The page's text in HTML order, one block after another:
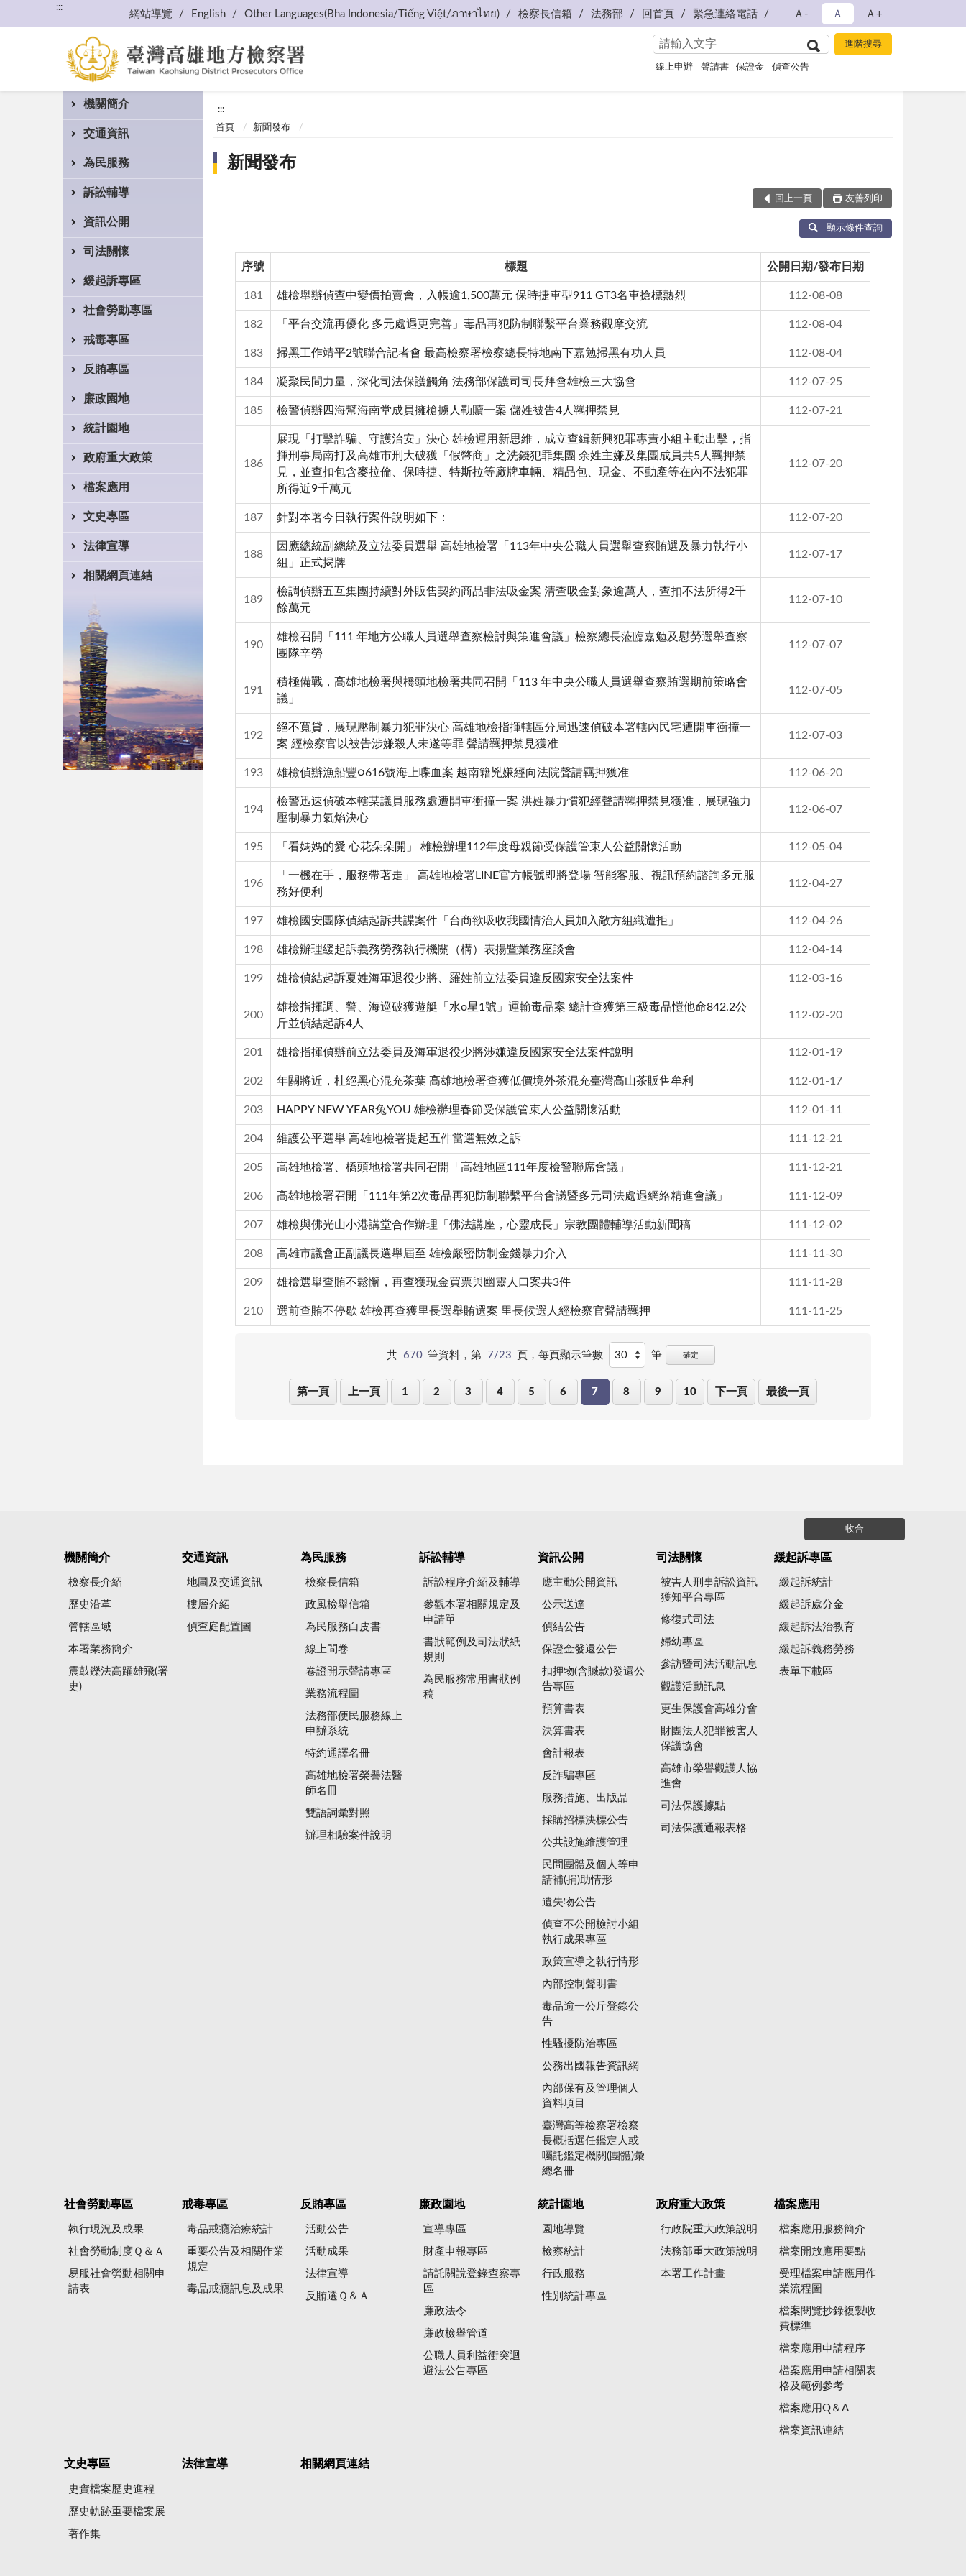
:::
網站導覽 English Other Languages(Bha Indonesia/Tiếng Việt/ภาษาไทย) 檢察長信箱 法務部 回首頁 緊急連絡電話 Ａ- Ａ Ａ+
線上申辦 聲請書 保證金 偵查公告
機關簡介
交通資訊
為民服務
訴訟輔導
資訊公開
司法關懷
緩起訴專區
社會勞動專區
戒毒專區
反賄專區
廉政園地
統計園地
政府重大政策
檔案應用
文史專區
法律宣導
相關網頁連結
:::
首頁 新聞發布
新聞發布
回上一頁 友善列印
顯示條件查詢
序號 標題 公開日期/發布日期
181 雄檢舉辦偵查中變價拍賣會，入帳逾1,500萬元 保時捷車型911 GT3名車搶標熱烈 112-08-08
182 「平台交流再優化 多元處遇更完善」毒品再犯防制聯繫平台業務觀摩交流 112-08-04
183 掃黑工作靖平2號聯合記者會 最高檢察署檢察總長特地南下嘉勉掃黑有功人員 112-08-04
184 凝聚民間力量，深化司法保護觸角 法務部保護司司長拜會雄檢三大協會 112-07-25
185 檢警偵辦四海幫海南堂成員擁槍擄人勒贖一案 儲姓被告4人羈押禁見 112-07-21
186
展現「打擊詐騙、守護治安」決心 雄檢運用新思維，成立查緝新興犯罪專責小組主動出擊，指
揮刑事局南打及高雄市刑大破獲「假幣商」之洗錢犯罪集團 余姓主嫌及集團成員共5人羈押禁
見，並查扣包含麥拉倫、保時捷、特斯拉等廠牌車輛、精品包、現金、不動產等在內不法犯罪
所得近9千萬元
112-07-20
187 針對本署今日執行案件說明如下： 112-07-20
188
因應總統副總統及立法委員選舉 高雄地檢署「113年中央公職人員選舉查察賄選及暴力執行小
組」正式揭牌
112-07-17
189
檢調偵辦五互集團持續對外販售契約商品非法吸金案 清查吸金對象逾萬人，查扣不法所得2千
餘萬元
112-07-10
190
雄檢召開「111 年地方公職人員選舉查察檢討與策進會議」檢察總長蒞臨嘉勉及慰勞選舉查察
團隊辛勞
112-07-07
191
積極備戰，高雄地檢署與橋頭地檢署共同召開「113 年中央公職人員選舉查察賄選期前策略會
議」
112-07-05
192
絕不寬貸，展現壓制暴力犯罪決心 高雄地檢指揮轄區分局迅速偵破本署轄內民宅遭開車衝撞一
案 經檢察官以被告涉嫌殺人未遂等罪 聲請羈押禁見獲准
112-07-03
193 雄檢偵辦漁船豐○616號海上喋血案 越南籍兇嫌經向法院聲請羈押獲准 112-06-20
194
檢警迅速偵破本轄某議員服務處遭開車衝撞一案 洪姓暴力慣犯經聲請羈押禁見獲准，展現強力
壓制暴力氣焰決心
112-06-07
195 「看媽媽的愛 心花朵朵開」 雄檢辦理112年度母親節受保護管束人公益關懷活動 112-05-04
196
「一機在手，服務帶著走」 高雄地檢署LINE官方帳號即將登場 智能客服、視訊預約諮詢多元服
務好便利
112-04-27
197 雄檢國安團隊偵結起訴共諜案件「台商欲吸收我國情治人員加入敵方組織遭拒」 112-04-26
198 雄檢辦理緩起訴義務勞務執行機關（構）表揚暨業務座談會 112-04-14
199 雄檢偵結起訴夏姓海軍退役少將、羅姓前立法委員違反國家安全法案件 112-03-16
200
雄檢指揮調、警、海巡破獲遊艇「水o星1號」運輸毒品案 總計查獲第三級毒品愷他命842.2公
斤並偵結起訴4人
112-02-20
201 雄檢指揮偵辦前立法委員及海軍退役少將涉嫌違反國家安全法案件說明 112-01-19
202 年關將近，杜絕黑心混充茶葉 高雄地檢署查獲低價境外茶混充臺灣高山茶販售牟利 112-01-17
203 HAPPY NEW YEAR兔YOU 雄檢辦理春節受保護管束人公益關懷活動 112-01-11
204 維護公平選舉 高雄地檢署提起五件當選無效之訴 111-12-21
205 高雄地檢署、橋頭地檢署共同召開「高雄地區111年度檢警聯席會議」 111-12-21
206 高雄地檢署召開「111年第2次毒品再犯防制聯繫平台會議暨多元司法處遇網絡精進會議」 111-12-09
207 雄檢與佛光山小港講堂合作辦理「佛法講座，心靈成長」宗教團體輔導活動新聞稿 111-12-02
208 高雄市議會正副議長選舉屆至 雄檢嚴密防制金錢暴力介入 111-11-30
209 雄檢選舉查賄不鬆懈，再查獲現金買票與幽靈人口案共3件 111-11-28
210 選前查賄不停歇 雄檢再查獲里長選舉賄選案 里長候選人經檢察官聲請羈押 111-11-25
共 670 筆資料，第 7/23 頁，每頁顯示筆數 筆 確定
第一頁 上一頁 1 2 3 4 5 6 7 8 9 10 下一頁 最後一頁
收合
機關簡介
檢察長介紹
歷史沿革
管轄區域
本署業務簡介
震鼓鑠法高躍雄飛(署
史)
交通資訊
地圖及交通資訊
樓層介紹
偵查庭配置圖
為民服務
檢察長信箱
政風檢舉信箱
為民服務白皮書
線上問卷
卷證開示聲請專區
業務流程圖
法務部便民服務線上
申辦系統
特約通譯名冊
高雄地檢署榮譽法醫
師名冊
雙語詞彙對照
辦理相驗案件說明
訴訟輔導
訴訟程序介紹及輔導
參觀本署相關規定及
申請單
書狀範例及司法狀紙
規則
為民服務常用書狀例
稿
資訊公開
應主動公開資訊
公示送達
偵結公告
保證金發還公告
扣押物(含贓款)發還公
告專區
預算書表
決算書表
會計報表
反詐騙專區
服務措施、出版品
採購招標決標公告
公共設施維護管理
民間團體及個人等申
請補(捐)助情形
遺失物公告
偵查不公開檢討小組
執行成果專區
政策宣導之執行情形
內部控制聲明書
毒品逾一公斤登錄公
告
性騷擾防治專區
公務出國報告資訊網
內部保有及管理個人
資料項目
臺灣高等檢察署檢察
長概括選任鑑定人或
囑託鑑定機關(團體)彙
總名冊
司法關懷
被害人刑事訴訟資訊
獲知平台專區
修復式司法
婦幼專區
參訪暨司法活動訊息
觀護活動訊息
更生保護會高雄分會
財團法人犯罪被害人
保護協會
高雄市榮譽觀護人協
進會
司法保護據點
司法保護通報表格
緩起訴專區
緩起訴統計
緩起訴處分金
緩起訴法治教育
緩起訴義務勞務
表單下載區
社會勞動專區
執行現況及成果
社會勞動制度Ｑ＆Ａ
易服社會勞動相關申
請表
戒毒專區
毒品戒癮治療統計
重要公告及相關作業
規定
毒品戒癮訊息及成果
反賄專區
活動公告
活動成果
法律宣導
反賄選Ｑ＆Ａ
廉政園地
宣導專區
財產申報專區
請託關說登錄查察專
區
廉政法令
廉政檢舉管道
公職人員利益衝突迴
避法公告專區
統計園地
園地導覽
檢察統計
行政服務
性別統計專區
政府重大政策
行政院重大政策說明
法務部重大政策說明
本署工作計畫
檔案應用
檔案應用服務簡介
檔案開放應用要點
受理檔案申請應用作
業流程圖
檔案閱覽抄錄複製收
費標準
檔案應用申請程序
檔案應用申請相關表
格及範例參考
檔案應用Q＆A
檔案資訊連結
文史專區
史實檔案歷史進程
歷史軌跡重要檔案展
著作集
法律宣導 相關網頁連結